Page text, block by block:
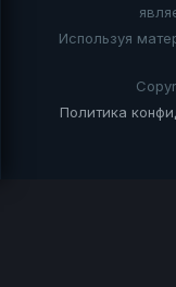
Используя
Политика